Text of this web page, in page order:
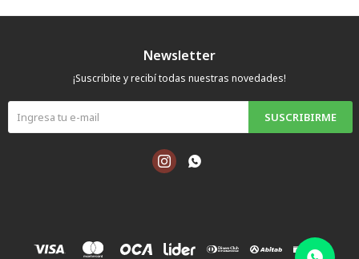
Newsletter
¡Suscribite y recibí todas nuestras novedades!
SUSCRIBIRME
 